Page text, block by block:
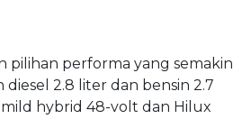
pilihan performa yang semakin
diesel 2.8 liter dan bensin 2.7
mild hybrid 48-volt dan Hilux